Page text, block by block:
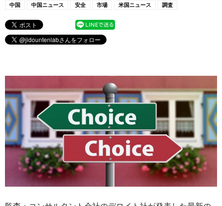
中国
中国ニュース 安全 市場 米国ニュース 調査